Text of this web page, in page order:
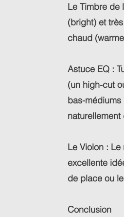
Le Timbre de
(bright) et
chaud
Astuce EQ :
(un high-cut
bas-médiums
Le Violon :
excellente
de place ou
Conclusion